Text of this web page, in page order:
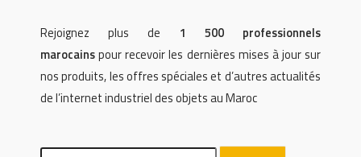
Rejoignez plus de 1 500 professionnels
marocainspour recevoir les dernières mises à jour sur
nos produits, les offres spéciales et d’autres actualités
de l’internet industriel des objets au Maroc